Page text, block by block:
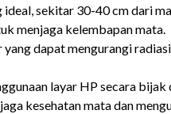
ideal, sekitar 30-40 cm dari
menjaga kelembapan mata.
dapat mengurangi
layar HP secara
kesehatan mata dan